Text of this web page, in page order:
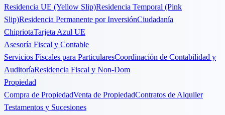
Residencia UE (Yellow Slip)Residencia Temporal (Pink
Slip)Residencia Permanente por InversiónCiudadanía
ChipriotaTarjeta Azul UE
Asesoría Fiscal y Contable
Servicios Fiscales para ParticularesCoordinación de Contabilidad y
AuditoríaResidencia Fiscal y Non-Dom
Propiedad
Compra de PropiedadVenta de PropiedadContratos de Alquiler
Testamentos y Sucesiones